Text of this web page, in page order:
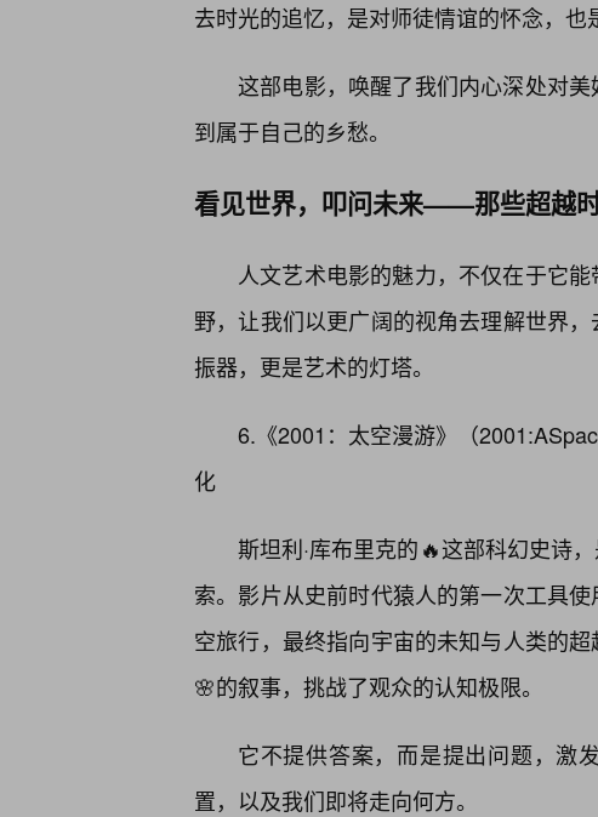
去时光的追忆，是对师徒情谊的怀念，也
这部电影，唤醒了我们内心深处对
到属于自己的乡愁。
看见世界，叩问未来——那些超越
人文艺术电影的魅力，不仅在于它
野，让我们以更广阔的视角去理解世界
振器，更是艺术的灯塔。
6.《2001：太空漫游》（
化
斯坦利·库布里克的🔥这部科幻史诗
索。影片从史前时代猿人的第一次工具
空旅行，最终指向宇宙的未知与人类的
🌸的叙事，挑战了观众的认知极限。
它不提供答案，而是提出问题，激
置，以及我们即将走向何方。